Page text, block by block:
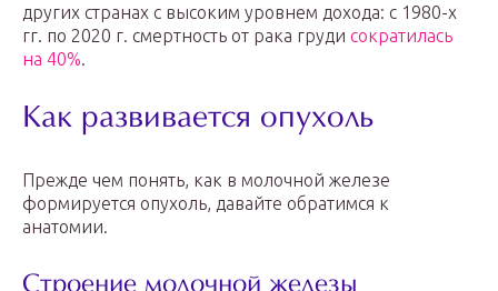
других странах с высоким уровнем дохода: с 1980-х
гг. по 2020 г. смертность от рака груди сократилась
на 40%.
Как развивается опухоль
Прежде чем понять, как в молочной железе
формируется опухоль, давайте обратимся к
анатомии.